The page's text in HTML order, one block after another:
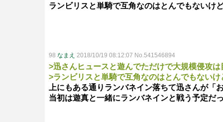
ランビリスと単騎で互角なのはとんでもないけ
98 なまえ 2018/10/19 08:12:07 No.541546894
>迅さんヒュースと遊んでただけで大規模侵攻
>ランビリスと単騎で互角なのはとんでもないけ
上にもある通りランバネイン落ちて迅さんが
当初は遊真と一緒にランバネインと戦う予定だ